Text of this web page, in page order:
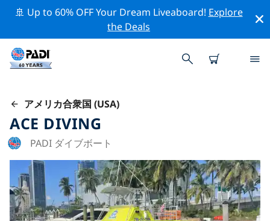
🚢 Up to 60% OFF Your Dream Liveaboard! Explore
the Deals
アメリカ合衆国 (USA)
ACE DIVING
PADI ダイブボート